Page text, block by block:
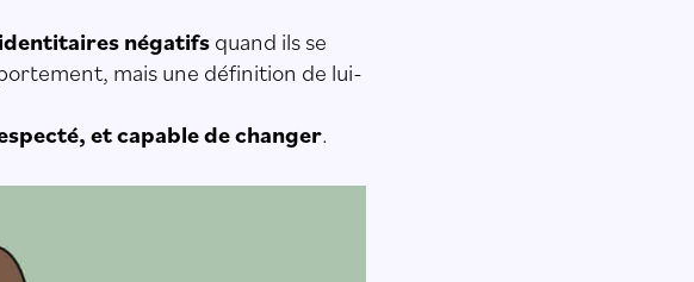
négatifsquand ils se
mais une définition de lui-
et capable de changer.